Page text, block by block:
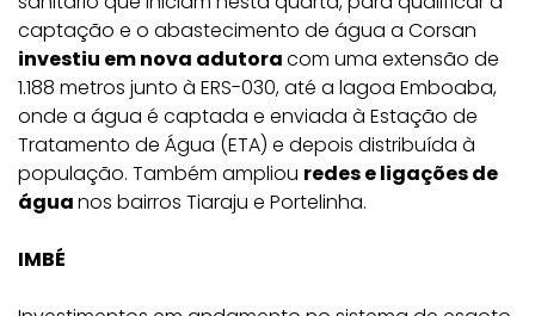
captação e o abastecimento de água a Corsan
investiu em nova adutoracom uma extensão de
1.188 metros junto à ERS-030, até a lagoa Emboaba,
onde a água é captada e enviada à Estação de
Tratamento de Água (ETA) e depois distribuída à
população. Também ampliou redes e ligações de
águanos bairros Tiaraju e Portelinha.
IMBÉ